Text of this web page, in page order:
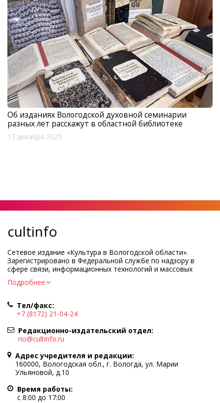
Об изданиях Вологодской духовной семинарии
разных лет расскажут в областной библиотеке
17 декабря 2025
cultinfo
Сетевое издание «Культура в Вологодской области».
Зарегистрировано в Федеральной службе по надзору в
сфере связи, информационных технологий и массовых
коммуникаций.
Регистрационный номер и дата принятия решения о
Учредитель КУ ВО «Информационно-аналитический центр
культуры»
Адрес учредителя и редакции: 160000, Вологодская обл., г.
Вологда, ул. Марии Ульяновой, д.10
Главный редактор — Легчанова Елена Григорьевна
Политика в отношении обработки персональных данных
При полном или частичном использовании информации
портала гиперссылка на cultinfo.ru обязательна.
Редакция не несет ответственности за достоверность
Подробнее
Тел/факс:
+7 (8172) 21-04-24
Редакционно-издательский отдел:
rio@cultinfo.ru
Адрес учредителя и редакции:
160000, Вологодская обл., г. Вологда, ул. Марии
Ульяновой, д.10
Время работы:
с 8:00 до 17:00